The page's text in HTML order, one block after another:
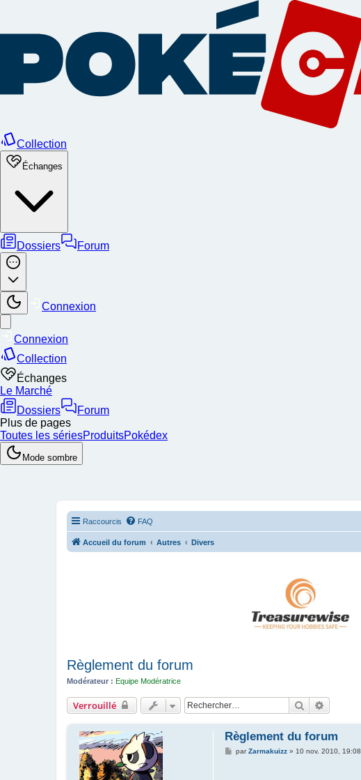
Raccourcis FAQ
Accueil du forum Autres Divers
Règlement du forum
Modérateur : Equipe Modératrice
Verrouillé Rechercher
Règlement du forum
MparZarmakuizz» 10 nov. 2010, 19:08